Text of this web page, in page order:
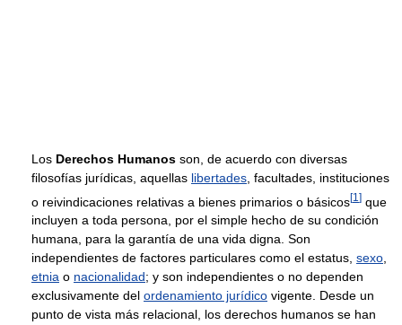
Los Derechos Humanos son, de acuerdo con diversas
filosofías jurídicas, aquellas libertades , facultades, instituciones
o reivindicaciones relativas a bienes primarios o básicos[1 ] que
incluyen a toda persona, por el simple hecho de su condición
humana, para la garantía de una vida digna. Son
independientes de factores particulares como el estatus, sexo,
etnia o nacionalidad; y son independientes o no dependen
exclusivamente del ordenamiento jurídico vigente. Desde un
punto de vista más relacional, los derechos humanos se han